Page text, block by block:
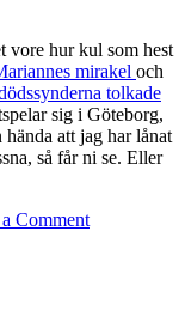
vore hur kul som hest
mirakel och
tolkade
sig i Göteborg,
att jag har lånat
så får ni se. Eller
Comment